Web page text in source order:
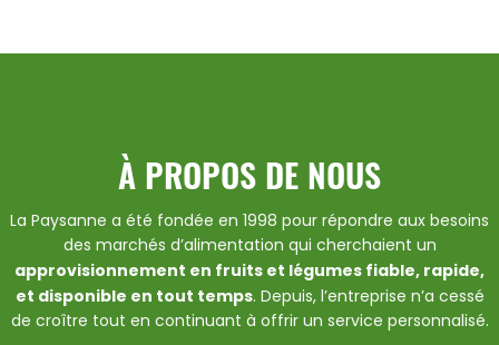
À PROPOS DE NOUS
La Paysanne a été fondée en 1998 pour répondre aux besoins
des marchés d’alimentation qui cherchaient un
approvisionnement en fruits et légumes fiable, rapide,
et disponible en tout temps. Depuis, l’entreprise n’a cessé
de croître tout en continuant à offrir un service personnalisé.